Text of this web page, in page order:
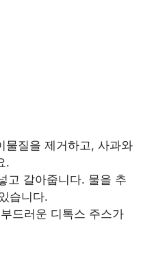
물질을 제거하고, 사과와
.
고 갈아줍니다. 물을 추
습니다.
드러운 디톡스 주스가